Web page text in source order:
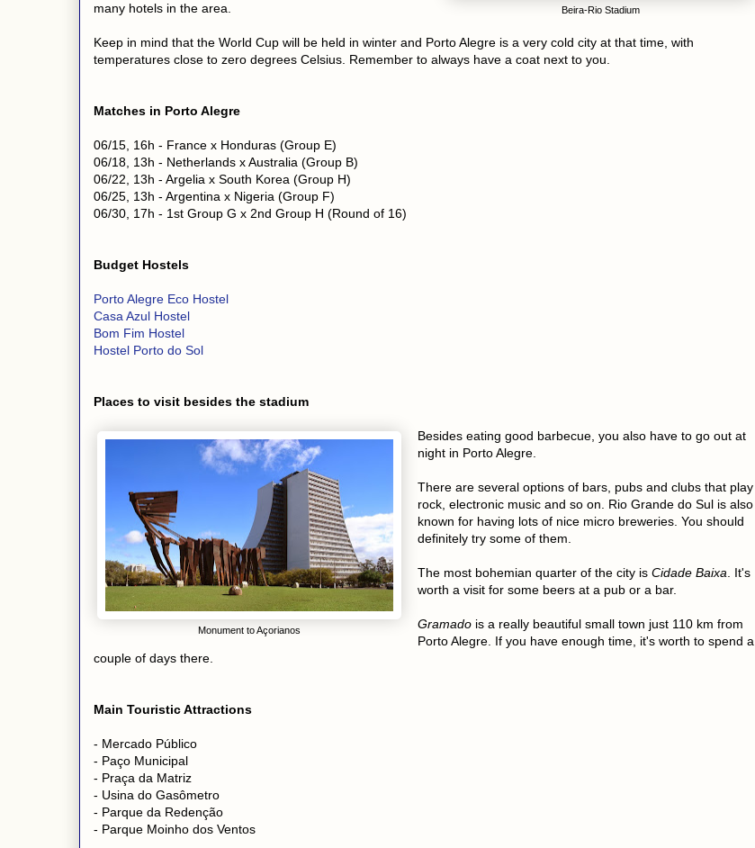
Beira-Rio Stadium
many hotels in the area.
Keep in mind that the World Cup will be held in winter and Porto Alegre is a very cold city at that time, with
temperatures close to zero degrees Celsius. Remember to always have a coat next to you.
Matches in Porto Alegre
06/15, 16h - France x Honduras (Group E)
06/18, 13h - Netherlands x Australia (Group B)
06/22, 13h - Argelia x South Korea (Group H)
06/25, 13h - Argentina x Nigeria (Group F)
06/30, 17h - 1st Group G x 2nd Group H (Round of 16)
Budget Hostels
Porto Alegre Eco Hostel
Casa Azul Hostel
Bom Fim Hostel
Hostel Porto do Sol
Places to visit besides the stadium
Monument to Açorianos
Besides eating good barbecue, you also have to go out at
night in Porto Alegre.
There are several options of bars, pubs and clubs that play
rock, electronic music and so on. Rio Grande do Sul is also
known for having lots of nice micro breweries. You should
definitely try some of them.
The most bohemian quarter of the city is Cidade Baixa. It's
worth a visit for some beers at a pub or a bar.
Gramado is a really beautiful small town just 110 km from
Porto Alegre. If you have enough time, it's worth to spend a
couple of days there.
Main Touristic Attractions
- Mercado Público
- Paço Municipal
- Praça da Matriz
- Usina do Gasômetro
- Parque da Redenção
- Parque Moinho dos Ventos